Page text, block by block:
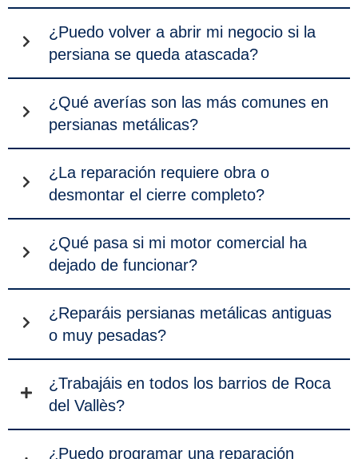
¿Puedo volver a abrir mi negocio si la
persiana se queda atascada?
¿Qué averías son las más comunes en
persianas metálicas?
¿La reparación requiere obra o
desmontar el cierre completo?
¿Qué pasa si mi motor comercial ha
dejado de funcionar?
¿Reparáis persianas metálicas antiguas
o muy pesadas?
¿Trabajáis en todos los barrios de Roca
del Vallès?
¿Puedo programar una reparación